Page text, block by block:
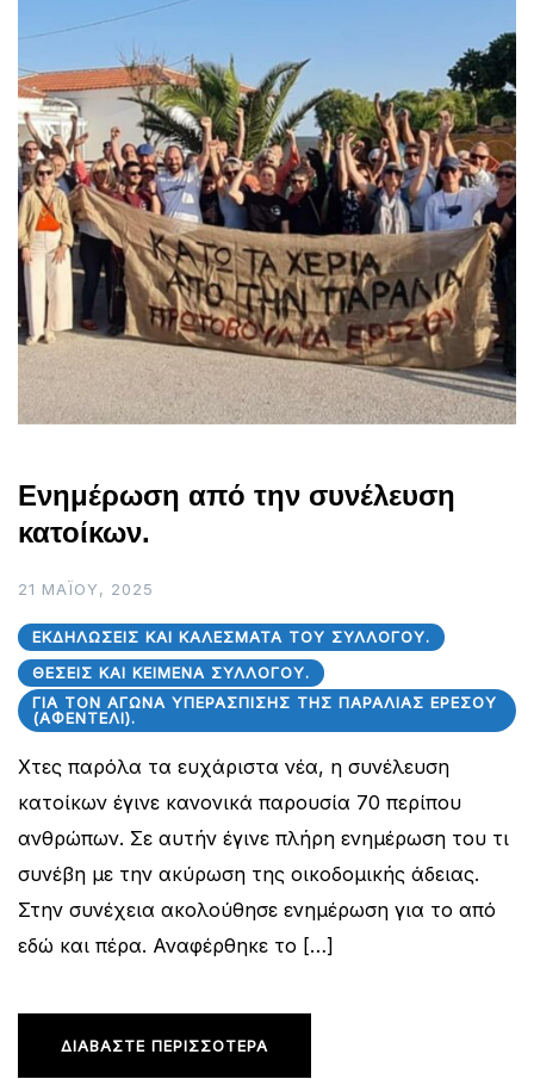
Ενημέρωση από την συνέλευση
κατοίκων.
21 ΜΑΪ́ΟΥ, 2025
ΕΚΔΗΛΏΣΕΙΣ ΚΑΙ ΚΑΛΈΣΜΑΤΑ ΤΟΥ ΣΥΛΛΌΓΟΥ.
ΘΈΣΕΙΣ ΚΑΙ ΚΕΊΜΕΝΑ ΣΥΛΛΌΓΟΥ.
ΓΙΑ ΤΟΝ ΑΓΏΝΑ ΥΠΕΡΆΣΠΙΣΗΣ ΤΗΣ ΠΑΡΑΛΊΑΣ ΕΡΕΣΟΎ
(ΑΦΕΝΤΈΛΙ).
Χτες παρόλα τα ευχάριστα νέα, η συνέλευση
κατοίκων έγινε κανονικά παρουσία 70 περίπου
ανθρώπων. Σε αυτήν έγινε πλήρη ενημέρωση του τι
συνέβη με την ακύρωση της οικοδομικής άδειας.
Στην συνέχεια ακολούθησε ενημέρωση για το από
εδώ και πέρα. Αναφέρθηκε το […]
ΔΙΑΒΆΣΤΕ ΠΕΡΙΣΣΌΤΕΡΑ